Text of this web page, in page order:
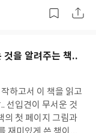
느낄수 있지 않을까
받을 정도로 쉽지
없었다. 한번더
라도 깨우침이라는
서 책 읽는동
한 비행기 관람 가능
어떤것이 있는지에
용을 이 책 한권으로
저자의
것을 알려주는 책..
하고서 이 책을 읽고